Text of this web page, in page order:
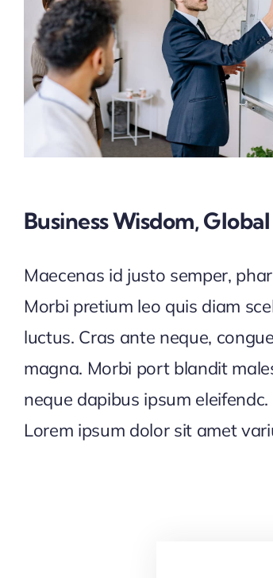
Business Wisdom,
Maecenas id justo semper,
Morbi pretium leo quis diam
luctus. Cras ante neque,
magna. Morbi port blandit
neque dapibus ipsum
Lorem ipsum dolor sit amet
interdum dignissim. Proin lacus
luctus pellentesque diam.
vehicula augue.
Vestibulum auctor tortor a